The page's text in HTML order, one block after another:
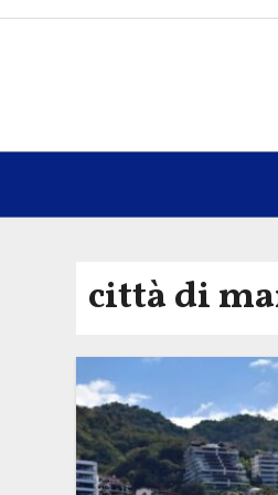
Skip
città di